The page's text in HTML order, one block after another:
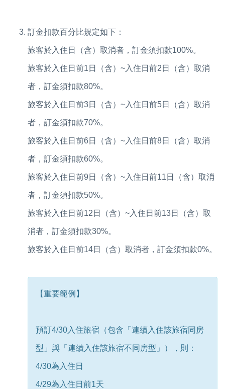
訂金扣款百分比規定如下：
旅客於入住日（含）取消者，訂金須扣款100%。
旅客於入住日前1日（含）~入住日前2日（含）取消
者，訂金須扣款80%。
旅客於入住日前3日（含）~入住日前5日（含）取消
者，訂金須扣款70%。
旅客於入住日前6日（含）~入住日前8日（含）取消
者，訂金須扣款60%。
旅客於入住日前9日（含）~入住日前11日（含）取消
者，訂金須扣款50%。
旅客於入住日前12日（含）~入住日前13日（含）取
消者，訂金須扣款30%。
旅客於入住日前14日（含）取消者，訂金須扣款0%。
【重要範例】
預訂4/30入住旅宿（包含「連續入住該旅宿同房
型」與「連續入住該旅宿不同房型」），則：
4/30為入住日
4/29為入住日前1天